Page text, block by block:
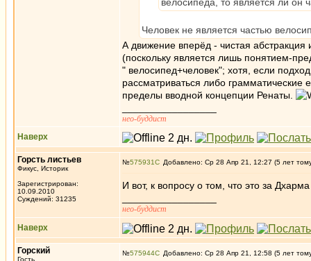
Человек не является частью
А движение вперёд - чистая абстракция
(поскольку является лишь понятием-
" велосипед+человек"; хотя, если
рассматриваться либо
пределы вводной концепции Ренаты.
нео-буддист
Наверх
Горсть листьев
Фикус, Историк
Зарегистрирован:
10.09.2010
Суждений: 31235
№575931 Добавлено: Ср 28 Апр 21, 12:27 (5 лет
И вот, к вопросу о том, что это за
нео-буддист
Наверх
Горский
Гость
№575944 Добавлено: Ср 28 Апр 21, 12:58 (5 лет